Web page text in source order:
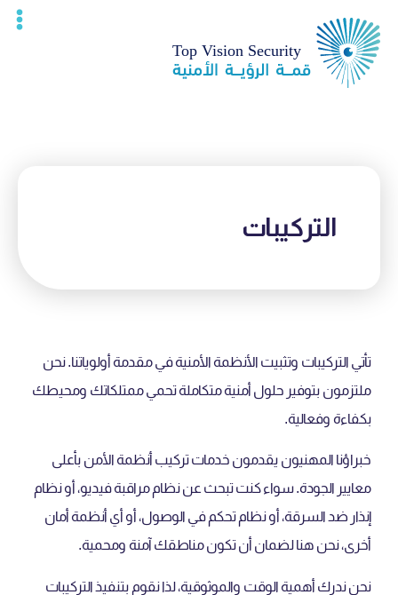
التركيبات
تأتي التركيبات وتثبيت الأنظمة الأمنية في مقدمة أولوياتنا. نحن
ملتزمون بتوفير حلول أمنية متكاملة تحمي ممتلكاتك ومحيطك
بكفاءة وفعالية.
خبراؤنا المهنيون يقدمون خدمات تركيب أنظمة الأمن بأعلى
معايير الجودة. سواء كنت تبحث عن نظام مراقبة فيديو، أو نظام
إنذار ضد السرقة، أو نظام تحكم في الوصول، أو أي أنظمة أمان
أخرى، نحن هنا لضمان أن تكون مناطقك آمنة ومحمية.
نحن ندرك أهمية الوقت والموثوقية، لذا نقوم بتنفيذ التركيبات